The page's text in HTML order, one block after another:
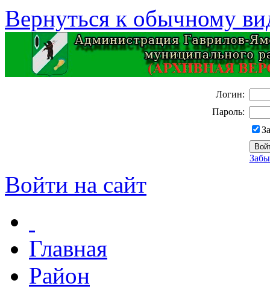
Вернуться к обычному
Логин:
Пароль:
Войти на сайт
Главная
Район